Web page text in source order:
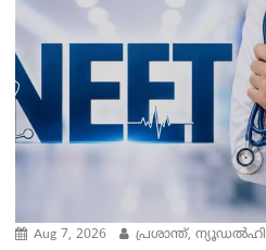
Aug 7, 2026 പ്രശാന്ത്, ന്യൂഡല്‍ഹി